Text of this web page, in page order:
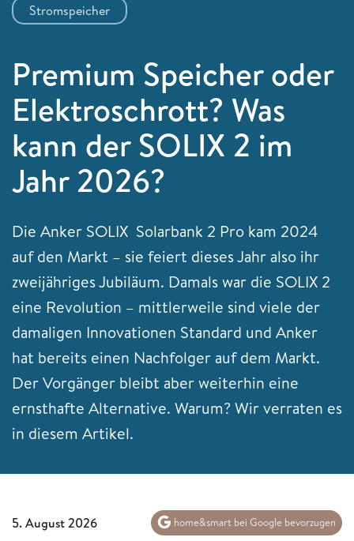
Stromspeicher
Premium Speicher oder
Elektroschrott? Was
kann der SOLIX 2 im
Jahr 2026?
Die Anker SOLIX Solarbank 2 Pro kam 2024
auf den Markt – sie feiert dieses Jahr also ihr
zweijähriges Jubiläum. Damals war die SOLIX 2
eine Revolution – mittlerweile sind viele der
damaligen Innovationen Standard und Anker
hat bereits einen Nachfolger auf dem Markt.
Der Vorgänger bleibt aber weiterhin eine
ernsthafte Alternative. Warum? Wir verraten es
in diesem Artikel.
5. August 2026 home&smart bei Google bevorzugen